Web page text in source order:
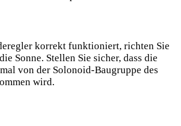
korrekt funktioniert, richten Sie
Sonne. Stellen Sie⁣ sicher, dass die
von der Solonoid-Baugruppe des
wird.